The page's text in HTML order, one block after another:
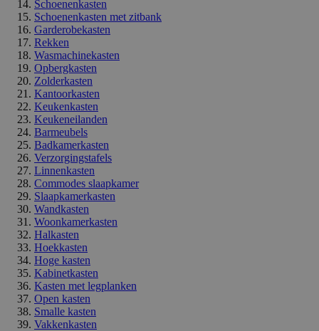
Schoenenkasten
Schoenenkasten met zitbank
Garderobekasten
Rekken
Wasmachinekasten
Opbergkasten
Zolderkasten
Kantoorkasten
Keukenkasten
Keukeneilanden
Barmeubels
Badkamerkasten
Verzorgingstafels
Linnenkasten
Commodes slaapkamer
Slaapkamerkasten
Wandkasten
Woonkamerkasten
Halkasten
Hoekkasten
Hoge kasten
Kabinetkasten
Kasten met legplanken
Open kasten
Smalle kasten
Vakkenkasten